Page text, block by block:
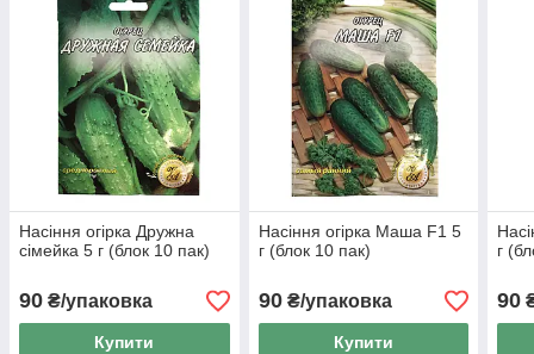
Насіння огірка Дружна
сімейка 5 г (блок 10 пак)
90 ₴/упаковка
Купити
Насіння огірка Маша F1 5
г (блок 10 пак)
90₴/упаковка
Купити
г
90